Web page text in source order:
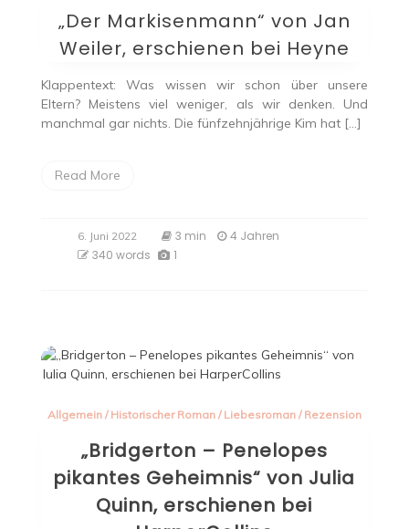
„Der Markisenmann“ von Jan
Weiler, erschienen bei Heyne
Klappentext: Was wissen wir schon über unsere
Eltern? Meistens viel weniger, als wir denken. Und
manchmal gar nichts. Die fünfzehnjährige Kim hat […]
Read More
6. Juni 2022 3 min
4 Jahren
340 words
1
Allgemein/ Historischer Roman/ Liebesroman/ Rezension
„Bridgerton – Penelopes
pikantes Geheimnis“ von Julia
Quinn, erschienen bei